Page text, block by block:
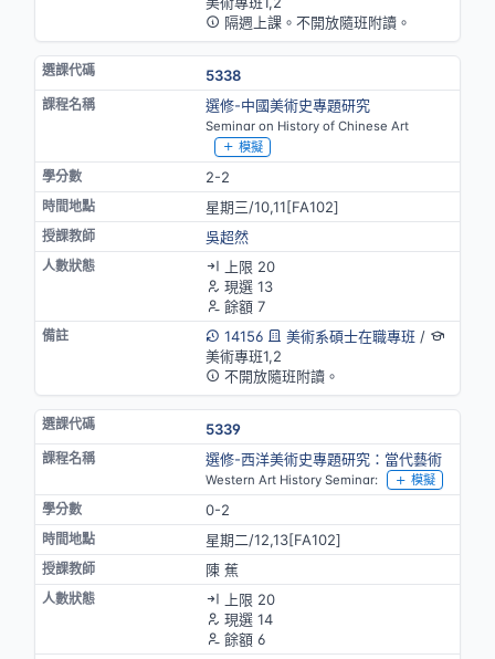
隔週上課。不開放隨班附讀。
5338
選修-中國美術史專題研究
Seminar on History of Chinese Art
模擬
2-2
星期三/10,11[FA102]
吳超然
上限 20
現選 13
餘額 7
14156
美術系碩士在職專班/
美術專班1,2
不開放隨班附讀。
5339
選修-西洋美術史專題研究：當代藝術
Western Art History Seminar: 模擬
0-2
星期二/12,13[FA102]
陳 蕉
上限 20
現選 14
餘額 6